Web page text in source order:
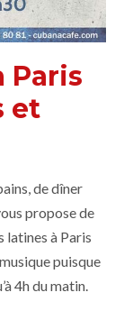
Paris
et
de dîner
propose de
latines à Paris
puisque
4h du matin.